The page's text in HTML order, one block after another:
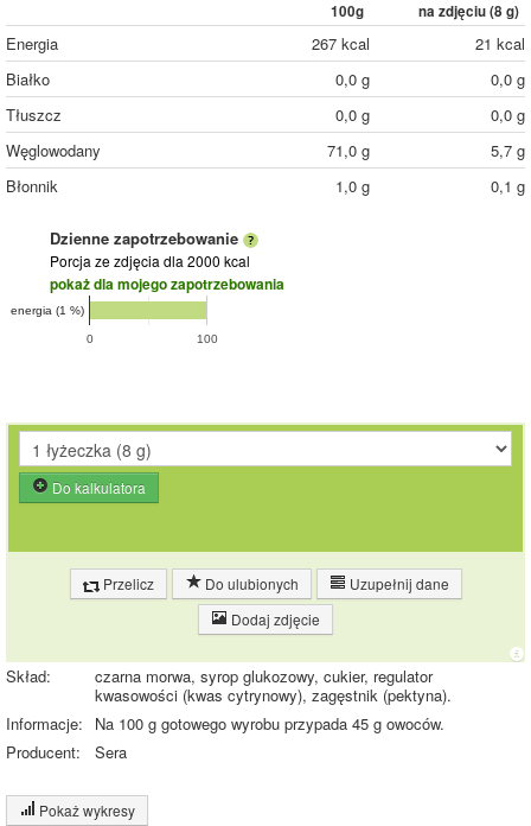
100g na zdjęciu (8 g)
Energia 267 kcal
21 kcal
Białko
0,0 g
0,0 g
Tłuszcz
0,0 g
0,0 g
Węglowodany
71,0 g
5,7 g
Błonnik
1,0 g 0,1 g
Dzienne zapotrzebowanie
Porcja ze zdjęcia dla 2000 kcal
pokaż dla mojego zapotrzebowania
0 100
energia (1 %)
Do kalkulatora
Przelicz Do ulubionych
Uzupełnij dane
Dodaj zdjęcie
Skład:
czarna morwa, syrop glukozowy, cukier, regulator
kwasowości (kwas cytrynowy), zagęstnik (pektyna).
Informacje:
Na 100 g gotowego wyrobu przypada 45 g owoców.
Producent:
Sera
Pokaż wykresy